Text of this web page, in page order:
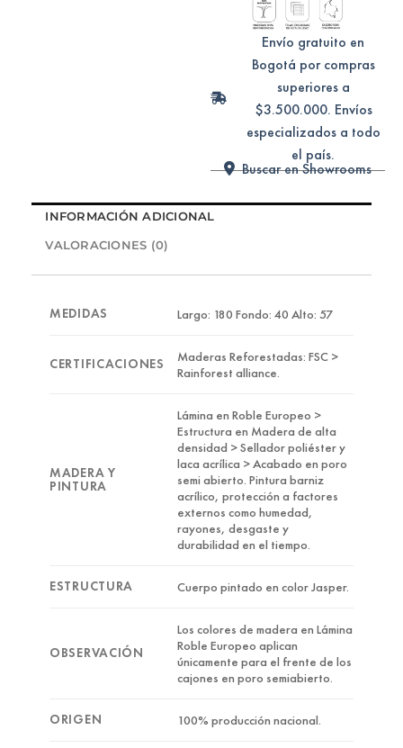
Envío gratuito en
Bogotá por compras
superiores a
$3.500.000. Envíos
especializados a todo
el país.
Buscar en Showrooms
INFORMACIÓN ADICIONAL
VALORACIONES (0)
MEDIDAS Largo: 180 Fondo: 40 Alto: 57
CERTIFICACIONES
Maderas Reforestadas: FSC >
Rainforest alliance.
MADERA Y
PINTURA
Lámina en Roble Europeo >
Estructura en Madera de alta
densidad > Sellador poliéster y
laca acrílica > Acabado en poro
semi abierto. Pintura barniz
acrílico, protección a factores
externos como humedad,
rayones, desgaste y
durabilidad en el tiempo.
ESTRUCTURA Cuerpo pintado en color Jasper.
OBSERVACIÓN
Los colores de madera en Lámina
Roble Europeo aplican
únicamente para el frente de los
cajones en poro semiabierto.
ORIGEN 100% producción nacional.